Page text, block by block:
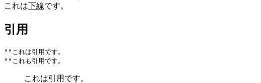
これは下線です。
引用
""これは引用です。
これは引用です。